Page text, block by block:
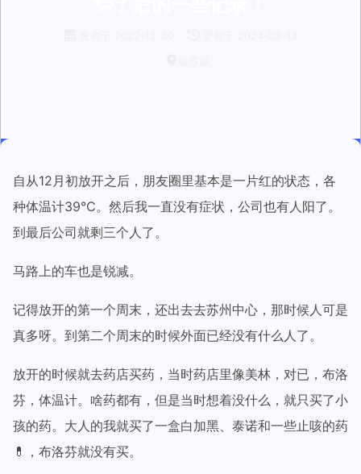
自从12月初放开之后，朋友圈里基本是一片红的状态，各
种体温计39℃。然后我一直没有症状，公司也有人阳了。
到最后公司就剩三个人了。
马路上的车也是锐减。
记得放开的第一个周末，还出去去苏州中心，那时候人可是
真多呀。到第二个周末的时候外面已经没有什么人了。
放开的时候就去药店买药，当时药店里像美林，对已，布洛
芬，体温计。啥药都有，但是当时想着没什么，就只买了小
孩的药。大人的我就买了一盒白加黑、泰诺和一些止咳的药
💊，布洛芬就没有买。